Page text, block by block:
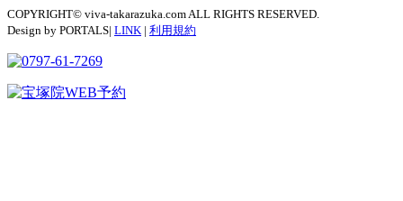
COPYRIGHT© viva-takarazuka.com ALL RIGHTS RESERVED.
Design by PORTALS| LINK | 利用規約